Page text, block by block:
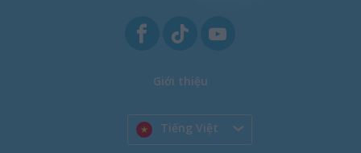
Giới thiệu
Tiếng Việt